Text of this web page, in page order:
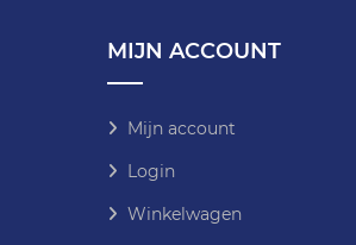
MIJN ACCOUNT
Mijn account
Login
Winkelwagen